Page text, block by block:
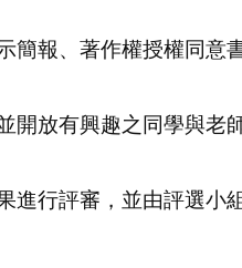
報、著作權授權同意
放有興趣之同學與老
進行評審，並由評選小